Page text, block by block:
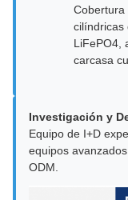
Cobertura
cilíndricas
LiFePO4,
carcasa
Investigación y
Equipo de I+D
equipos
ODM.